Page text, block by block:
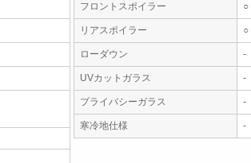
フロントスポイラー ○
リアスポイラー ○
ローダウン -
UVカットガラス -
プライバシーガラス -
寒冷地仕様 -